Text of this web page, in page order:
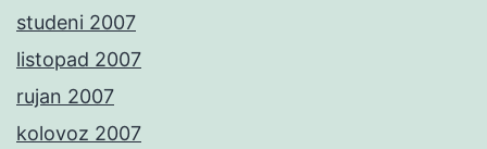
studeni 2007
listopad 2007
rujan 2007
kolovoz 2007